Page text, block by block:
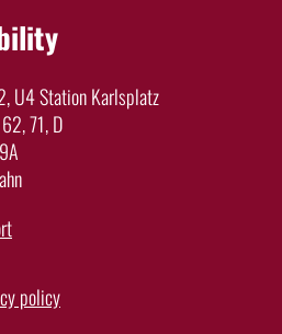
U4 Station Karlsplatz
71, D
policy